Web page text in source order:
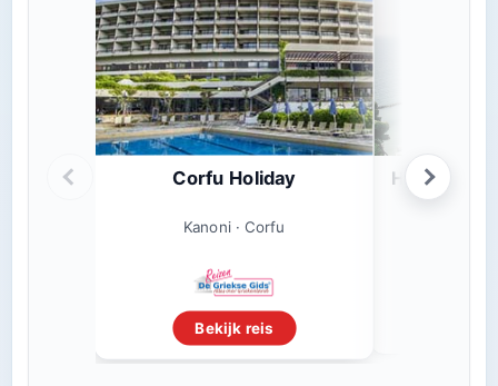
Corfu Holiday
Kanoni · Corfu
Bekijk reis
Hotel Corfu